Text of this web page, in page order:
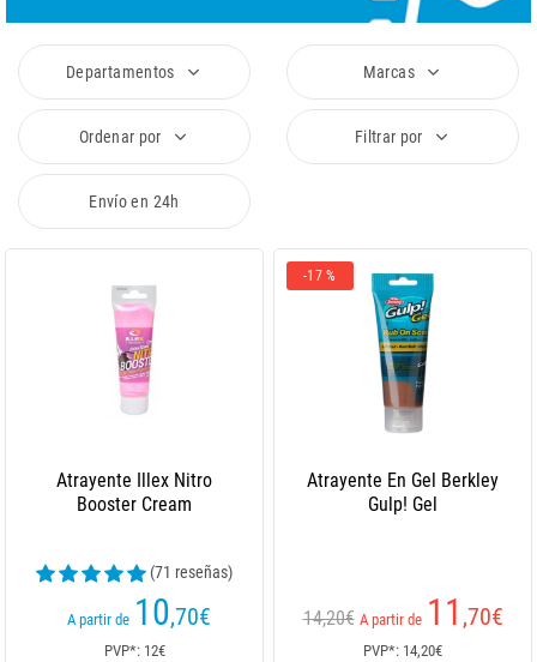
Departamentos Marcas
Ordenar por Filtrar por
Envío en 24h
Atrayente Illex Nitro
Booster Cream
(71 reseñas)
A partir de 10,70€
PVP*: 12€
-17 %
Atrayente En Gel Berkley
Gulp! Gel
14,20€ A partir de 11 ,70€
PVP*: 14,20€